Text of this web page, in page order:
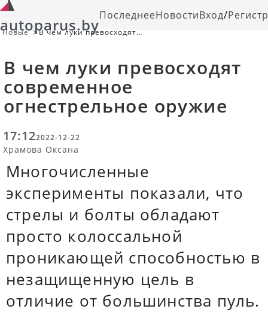
autoparus.byПоследнееНовостиВход/
Новые
В чем луки превосходят
В чем луки превосходят
современное
огнестрельное оружие
17:122022-12-22
Храмова Оксана
Многочисленные
эксперименты показали, что
стрелы и болты обладают
просто колоссальной
проникающей способностью в
незащищенную цель в
отличие от большинства пуль.